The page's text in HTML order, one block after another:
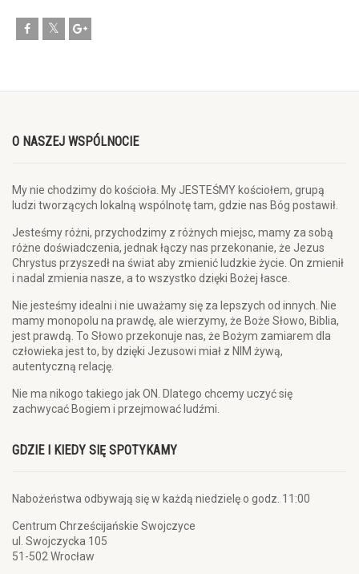
O NASZEJ WSPÓLNOCIE
My nie chodzimy do kościoła. My JESTEŚMY kościołem, grupą
ludzi tworzących lokalną wspólnotę tam, gdzie nas Bóg postawił.
Jesteśmy różni, przychodzimy z różnych miejsc, mamy za sobą
różne doświadczenia, jednak łączy nas przekonanie, że Jezus
Chrystus przyszedł na świat aby zmienić ludzkie życie. On zmienił
i nadal zmienia nasze, a to wszystko dzięki Bożej łasce.
Nie jesteśmy idealni i nie uważamy się za lepszych od innych. Nie
mamy monopolu na prawdę, ale wierzymy, że Boże Słowo, Biblia,
jest prawdą. To Słowo przekonuje nas, że Bożym zamiarem dla
człowieka jest to, by dzięki Jezusowi miał z NIM żywą,
autentyczną relację.
Nie ma nikogo takiego jak ON. Dlatego chcemy uczyć się
zachwycać Bogiem i przejmować ludźmi.
GDZIE I KIEDY SIĘ SPOTYKAMY
Nabożeństwa odbywają się w każdą niedzielę o godz. 11:00
Centrum Chrześcijańskie Swojczyce
ul. Swojczycka 105
51-502 Wrocław